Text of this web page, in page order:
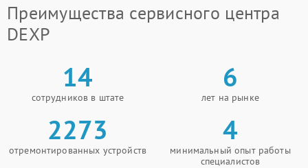
Преимущества сервисного центра
DEXP
14
сотрудников в штате
6
лет на рынке
2273
отремонтированных устройств
4
минимальный опыт работы
специалистов